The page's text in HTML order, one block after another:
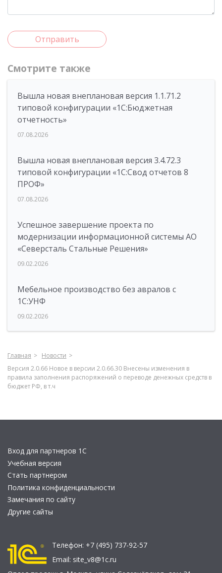
Отправить
Смотрите также
Вышла новая внеплановая версия 1.1.71.2
типовой конфигурации «1C:Бюджетная
отчетность»
07.08.2026
Вышла новая внеплановая версия 3.4.72.3
типовой конфигурации «1C:Свод отчетов 8
ПРОФ»
07.08.2026
Успешное завершение проекта по
модернизации информационной системы АО
«Северсталь Стальные Решения»
09.02.2026
Мебельное производство без авралов с
1С:УНФ
09.02.2026
Главная
Новости
Версия 2.0.66 Новое в версии 2.0.66.30 Внесены изменения в
правила заполнения распоряжений о переводе денежных средств в
бюджет РФ, в т.ч
Вход для партнеров 1С
Учебная версия
Стать партнером
Политика конфиденциальности
Замечания по сайту
Другие сайты
Телефон: +7 (495) 737-92-57
Email: site_v8@1c.ru